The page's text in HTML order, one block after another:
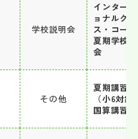
学校説明会
インター
ョナルクラ
ス・コース
夏期学校
会
その他
夏期講習会
（小6対象
国算講習